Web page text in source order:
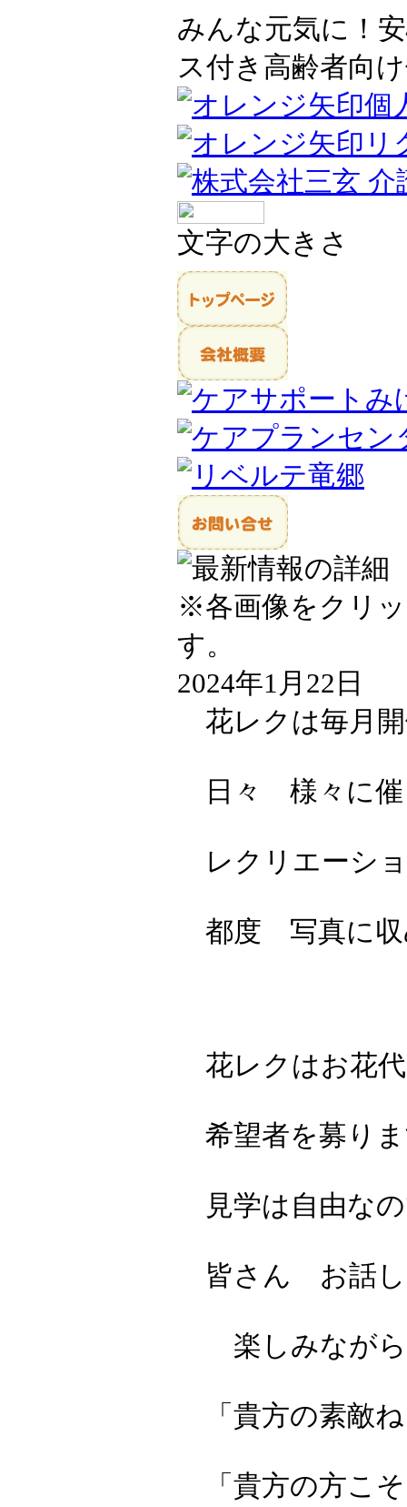
みんな元気に！
ス付き高齢者向
個
リ
文字の大きさ
※各画像をクリ
す。
2024年1月22日
花レクは毎月
日々 様々に催
レクリエーシ
都度 写真に収
花レクはお花
希望者を募り
見学は自由な
皆さん お話
楽しみながら
「貴方の素敵
「貴方の方こ